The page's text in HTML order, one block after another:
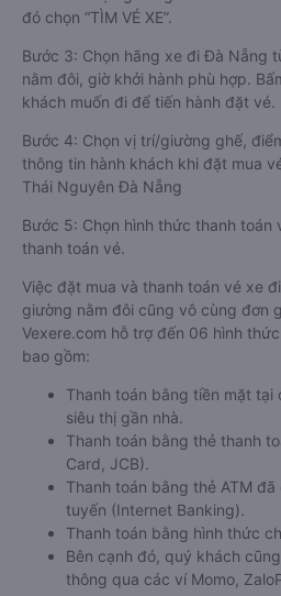
đó chọn “TÌM VÉ XE”.
Bước 3: Chọn hãng xe đi Đà Nẵng
nằm đôi, giờ khởi hành phù hợp.
khách muốn đi để tiến hành đặt vé.
Bước 4: Chọn vị trí/giường ghế,
thông tin hành khách khi đặt mua
Thái Nguyên Đà Nẵng
Bước 5: Chọn hình thức thanh toán
thanh toán vé.
Việc đặt mua và thanh toán vé xe
giường nằm đôi cũng vô cùng đơn
Vexere.com hỗ trợ đến 06 hình
bao gồm:
Thanh toán bằng tiền mặt tại
siêu thị gần nhà.
Thanh toán bằng thẻ thanh
Card, JCB).
Thanh toán bằng thẻ ATM
tuyến (Internet Banking).
Thanh toán bằng hình thức
Bên cạnh đó, quý khách
thông qua các ví Momo,